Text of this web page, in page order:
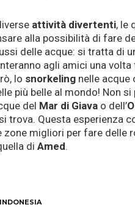
attività divertenti, le
alla possibilità di fare
delle acque: si tratta di
agli amici una
lo snorkeling nelle acque
più belle al mondo! Non
del Mar di Giava o dell’
trova. Questa esperienza
zone migliori per fare delle
di Amed.